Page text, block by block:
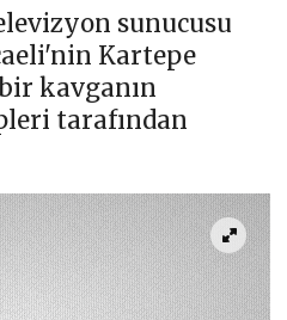
sunucusu
Kartepe
kavganın
tarafından